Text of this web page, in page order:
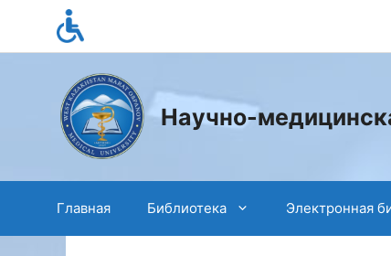
содержимому
Научно-
Главная Библиотека Электронная